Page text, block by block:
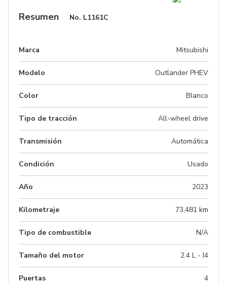
Resumen No. L1161C
Marca Mitsubishi
Modelo Outlander PHEV
Color Blanco
Tipo de tracción All-wheel drive
Transmisión Automática
Condición Usado
Año 2023
Kilometraje 73,481 km
Tipo de combustible N/A
Tamaño del motor 2.4 L - I4
Puertas 4